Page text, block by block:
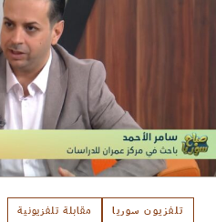
تلفزيون سوريا مقابلة تلفزيونية